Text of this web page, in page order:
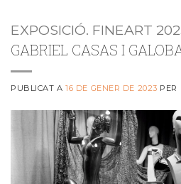
EXPOSICIÓ. FINEART
GABRIEL CASAS I
PUBLICAT A16 DE GENER DE 2023 PER